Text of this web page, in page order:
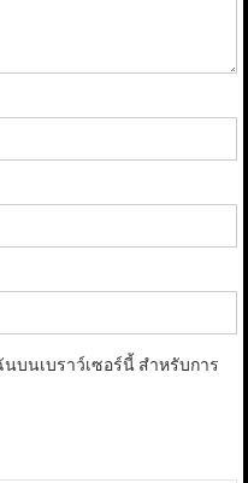
บนเบราว์เซอร์นี้ สำหรับการ